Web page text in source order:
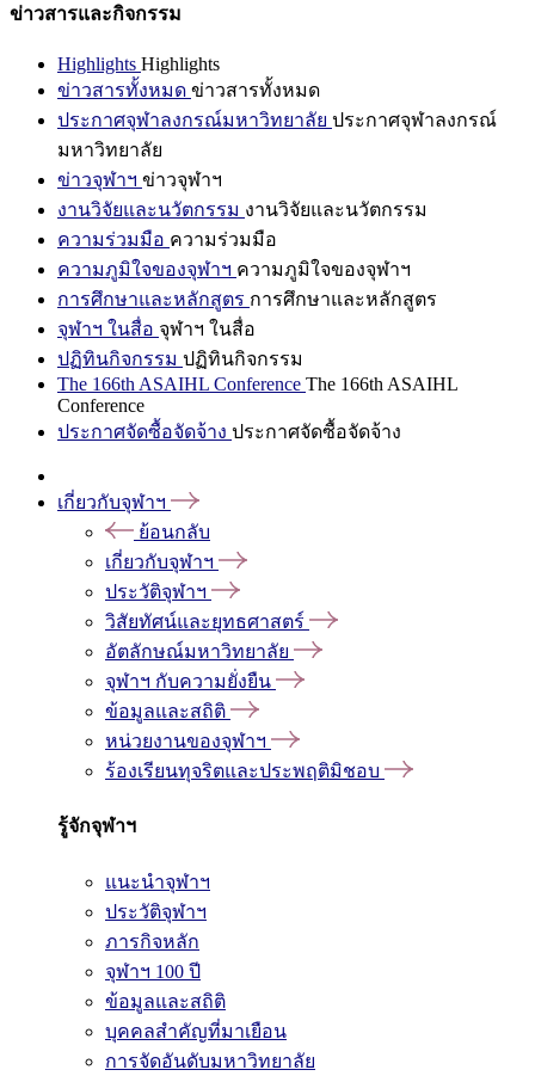
ข่าวสารและกิจกรรม
Highlights Highlights
ข่าวสารทั้งหมด ข่าวสารทั้งหมด
ประกาศจุฬาลงกรณ์มหาวิทยาลัย ประกาศจุฬาลงกรณ์
มหาวิทยาลัย
ข่าวจุฬาฯ ข่าวจุฬาฯ
งานวิจัยและนวัตกรรม งานวิจัยและนวัตกรรม
ความร่วมมือ ความร่วมมือ
ความภูมิใจของจุฬาฯ ความภูมิใจของจุฬาฯ
การศึกษาและหลักสูตร การศึกษาและหลักสูตร
จุฬาฯ ในสื่อ จุฬาฯ ในสื่อ
ปฏิทินกิจกรรม ปฏิทินกิจกรรม
The 166th ASAIHL Conference The 166th ASAIHL
Conference
ประกาศจัดซื้อจัดจ้าง ประกาศจัดซื้อจัดจ้าง
เกี่ยวกับจุฬาฯ
ย้อนกลับ
เกี่ยวกับจุฬาฯ
ประวัติจุฬาฯ
วิสัยทัศน์และยุทธศาสตร์
อัตลักษณ์มหาวิทยาลัย
จุฬาฯ กับความยั่งยืน
ข้อมูลและสถิติ
หน่วยงานของจุฬาฯ
ร้องเรียนทุจริตและประพฤติมิชอบ
รู้จักจุฬาฯ
แนะนำจุฬาฯ
ประวัติจุฬาฯ
ภารกิจหลัก
จุฬาฯ 100 ปี
ข้อมูลและสถิติ
บุคคลสำคัญที่มาเยือน
การจัดอันดับมหาวิทยาลัย